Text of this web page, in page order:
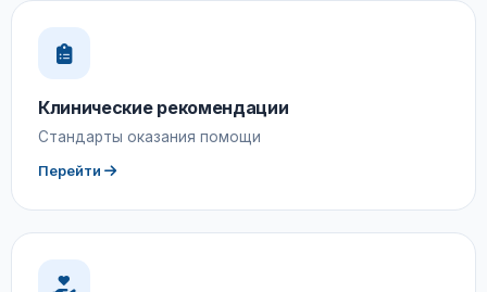
Клинические рекомендации
Стандарты оказания помощи
Перейти